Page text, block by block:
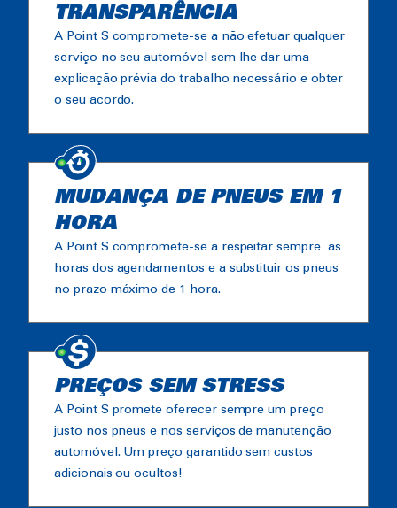
TRANSPARÊNCIA
A Point S compromete-se a não efetuar qualquer
serviço no seu automóvel sem lhe dar uma
explicação prévia do trabalho necessário e obter
o seu acordo.
MUDANÇA DE PNEUS EM 1
HORA
A Point S compromete-se a respeitar sempre as
horas dos agendamentos e a substituir os pneus
no prazo máximo de 1 hora.
PREÇOS SEM STRESS
A Point S promete oferecer sempre um preço
justo nos pneus e nos serviços de manutenção
automóvel. Um preço garantido sem custos
adicionais ou ocultos!